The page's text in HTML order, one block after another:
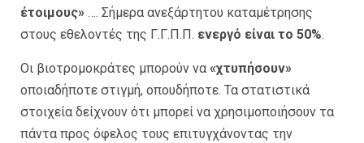
έτοιμους» …. Σήμερα ανεξάρτητου καταμέτρησης
στους εθελοντές της Γ.Γ.Π.Π. ενεργό είναι το 50%.
Οι βιοτρομοκράτες μπορούν να «χτυπήσουν»
οποιαδήποτε στιγμή, οπουδήποτε. Τα στατιστικά
στοιχεία δείχνουν ότι μπορεί να χρησιμοποιήσουν τα
πάντα προς όφελος τους επιτυγχάνοντας την